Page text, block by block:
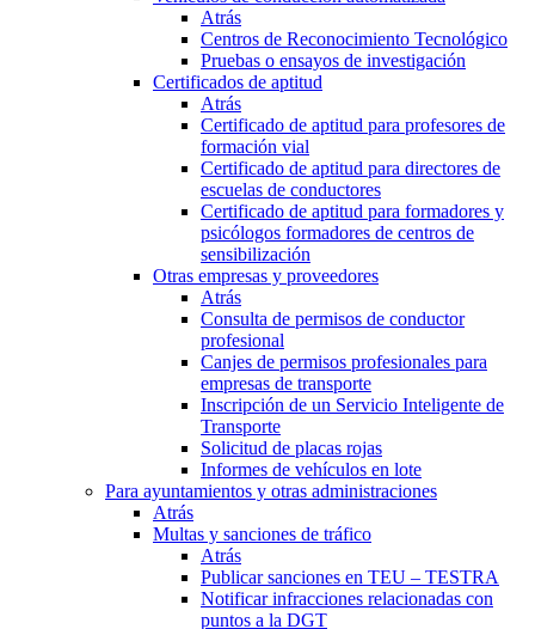
Atrás
Centros de Reconocimiento Tecnológico
Pruebas o ensayos de investigación
Certificados de aptitud
Atrás
Certificado de aptitud para profesores de
formación vial
Certificado de aptitud para directores de
escuelas de conductores
Certificado de aptitud para formadores y
psicólogos formadores de centros de
sensibilización
Otras empresas y proveedores
Atrás
Consulta de permisos de conductor
profesional
Canjes de permisos profesionales para
empresas de transporte
Inscripción de un Servicio Inteligente de
Transporte
Solicitud de placas rojas
Informes de vehículos en lote
Para ayuntamientos y otras administraciones
Atrás
Multas y sanciones de tráfico
Atrás
Publicar sanciones en TEU – TESTRA
Notificar infracciones relacionadas con
puntos a la DGT